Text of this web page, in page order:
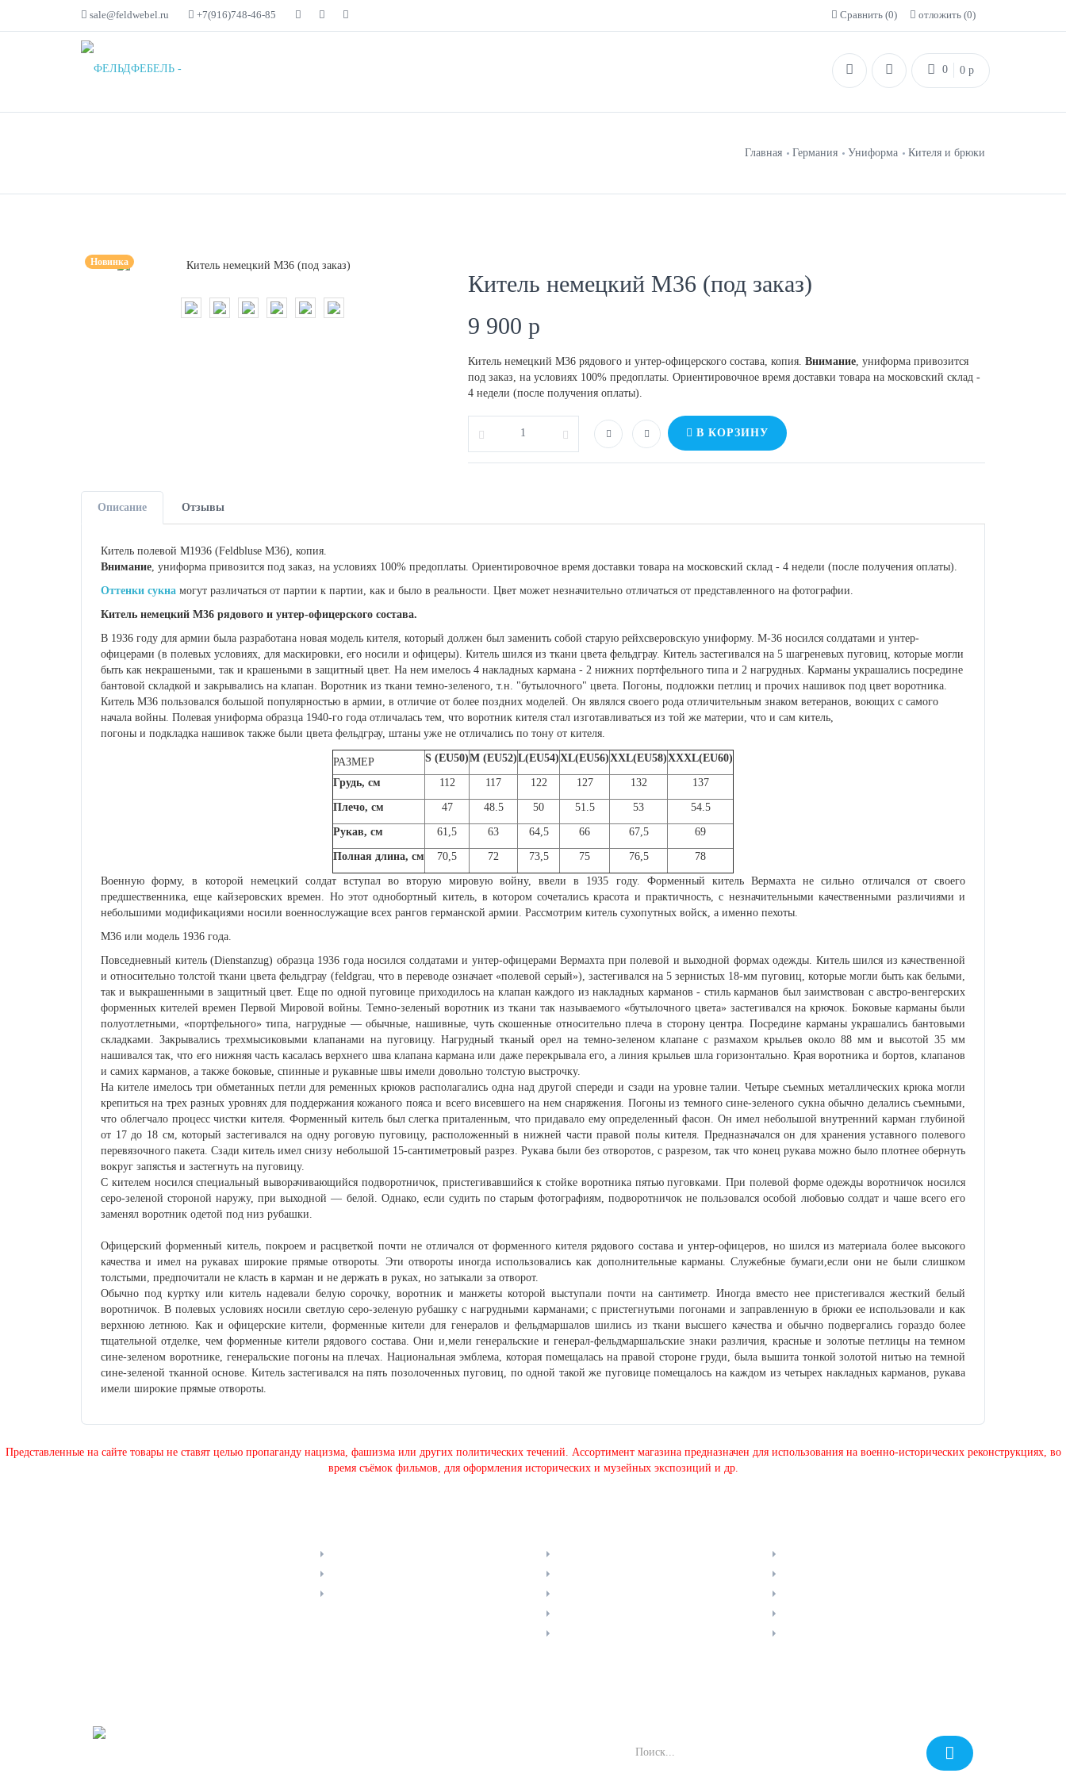
sale@feldwebel.ru +7(916)748-46-85 Сравнить (0) отложить (0)
0 0 p
Главная Германия Униформа Кителя и брюки
Новинка
Китель немецкий М36 (под заказ)
9 900 p
Китель немецкий М36 рядового и унтер-офицерского состава, копия. Внимание, униформа привозится
под заказ, на условиях 100% предоплаты. Ориентировочное время доставки товара на московский склад -
4 недели (после получения оплаты).
В КОРЗИНУ
Описание Отзывы
Китель полевой М1936 (Feldbluse M36), копия.
Внимание, униформа привозится под заказ, на условиях 100% предоплаты. Ориентировочное время доставки товара на московский склад - 4 недели (после получения оплаты).
Оттенки сукна могут различаться от партии к партии, как и было в реальности. Цвет может незначительно отличаться от представленного на фотографии.
Китель немецкий М36 рядового и унтер-офицерского состава.
В 1936 году для армии была разработана новая модель кителя, который должен был заменить собой старую рейхсверовскую униформу. М-36 носился солдатами и унтер-
офицерами (в полевых условиях, для маскировки, его носили и офицеры). Китель шился из ткани цвета фельдграу. Китель застегивался на 5 шагреневых пуговиц, которые могли
быть как некрашеными, так и крашеными в защитный цвет. На нем имелось 4 накладных кармана - 2 нижних портфельного типа и 2 нагрудных. Карманы украшались посредине
бантовой складкой и закрывались на клапан. Воротник из ткани темно-зеленого, т.н. "бутылочного" цвета. Погоны, подложки петлиц и прочих нашивок под цвет воротника.
Китель М36 пользовался большой популярностью в армии, в отличие от более поздних моделей. Он являлся своего рода отличительным знаком ветеранов, воющих с самого
начала войны. Полевая униформа образца 1940-го года отличалась тем, что воротник кителя стал изготавливаться из той же материи, что и сам китель,
погоны и подкладка нашивок также были цвета фельдграу, штаны уже не отличались по тону от кителя.
РАЗМЕР S (EU50)M (EU52)L(EU54)XL(EU56)XXL(EU58)XXXL(EU60)
Грудь, см 112 117 122 127 132 137
Плечо, см 47 48.5 50 51.5 53 54.5
Рукав, см 61,5 63 64,5 66 67,5 69
Полная длина, см 70,5 72 73,5 75 76,5 78
Военную форму, в которой немецкий солдат вступал во вторую мировую войну, ввели в 1935 году. Форменный китель Вермахта не сильно отличался от своего
предшественника, еще кайзеровских времен. Но этот однобортный китель, в котором сочетались красота и практичность, с незначительными качественными различиями и
небольшими модификациями носили военнослужащие всех рангов германской армии. Рассмотрим китель сухопутных войск, а именно пехоты.
М36 или модель 1936 года.
Повседневный китель (Dienstanzug) образца 1936 года носился солдатами и унтер-офицерами Вермахта при полевой и выходной формах одежды. Китель шился из качественной
и относительно толстой ткани цвета фельдграу (feldgrau, что в переводе означает «полевой серый»), застегивался на 5 зернистых 18-мм пуговиц, которые могли быть как белыми,
так и выкрашенными в защитный цвет. Еще по одной пуговице приходилось на клапан каждого из накладных карманов - стиль карманов был заимствован с австро-венгерских
форменных кителей времен Первой Мировой войны. Темно-зеленый воротник из ткани так называемого «бутылочного цвета» застегивался на крючок. Боковые карманы были
полуотлетными, «портфельного» типа, нагрудные — обычные, нашивные, чуть скошенные относительно плеча в сторону центра. Посредине карманы украшались бантовыми
складками. Закрывались трехмысиковыми клапанами на пуговицу. Нагрудный тканый орел на темно-зеленом клапане с размахом крыльев около 88 мм и высотой 35 мм
нашивался так, что его нижняя часть касалась верхнего шва клапана кармана или даже перекрывала его, а линия крыльев шла горизонтально. Края воротника и бортов, клапанов
и самих карманов, а также боковые, спинные и рукавные швы имели довольно толстую выстрочку.
На кителе имелось три обметанных петли для ременных крюков располагались одна над другой спереди и сзади на уровне талии. Четыре съемных металлических крюка могли
крепиться на трех разных уровнях для поддержания кожаного пояса и всего висевшего на нем снаряжения. Погоны из темного сине-зеленого сукна обычно делались съемными,
что облегчало процесс чистки кителя. Форменный китель был слегка приталенным, что придавало ему определенный фасон. Он имел небольшой внутренний карман глубиной
от 17 до 18 см, который застегивался на одну роговую пуговицу, расположенный в нижней части правой полы кителя. Предназначался он для хранения уставного полевого
перевязочного пакета. Сзади китель имел снизу небольшой 15-сантиметровый разрез. Рукава были без отворотов, с разрезом, так что конец рукава можно было плотнее обернуть
вокруг запястья и застегнуть на пуговицу.
С кителем носился специальный выворачивающийся подворотничок, пристегивавшийся к стойке воротника пятью пуговками. При полевой форме одежды воротничок носился
серо-зеленой стороной наружу, при выходной — белой. Однако, если судить по старым фотографиям, подворотничок не пользовался особой любовью солдат и чаше всего его
заменял воротник одетой под низ рубашки.
Офицерский форменный китель, покроем и расцветкой почти не отличался от форменного кителя рядового состава и унтер-офицеров, но шился из материала более высокого
качества и имел на рукавах широкие прямые отвороты. Эти отвороты иногда использовались как дополнительные карманы. Служебные бумаги,если они не были слишком
толстыми, предпочитали не класть в карман и не держать в руках, но затыкали за отворот.
Обычно под куртку или китель надевали белую сорочку, воротник и манжеты которой выступали почти на сантиметр. Иногда вместо нее пристегивался жесткий белый
воротничок. В полевых условиях носили светлую серо-зеленую рубашку с нагрудными карманами; с пристегнутыми погонами и заправленную в брюки ее использовали и как
верхнюю летнюю. Как и офицерские кители, форменные кители для генералов и фельдмаршалов шились из ткани высшего качества и обычно подвергались гораздо более
тщательной отделке, чем форменные кители рядового состава. Они и,мели генеральские и генерал-фельдмаршальские знаки различия, красные и золотые петлицы на темном
сине-зеленом воротнике, генеральские погоны на плечах. Национальная эмблема, которая помещалась на правой стороне груди, была вышита тонкой золотой нитью на темной
сине-зеленой тканной основе. Китель застегивался на пять позолоченных пуговиц, по одной такой же пуговице помещалось на каждом из четырех накладных карманов, рукава
имели широкие прямые отвороты.
Представленные на сайте товары не ставят целью пропаганду нацизма, фашизма или других политических течений. Ассортимент магазина предназначен для использования на военно-исторических реконструкциях, во
время съёмок фильмов, для оформления исторических и музейных экспозиций и др.